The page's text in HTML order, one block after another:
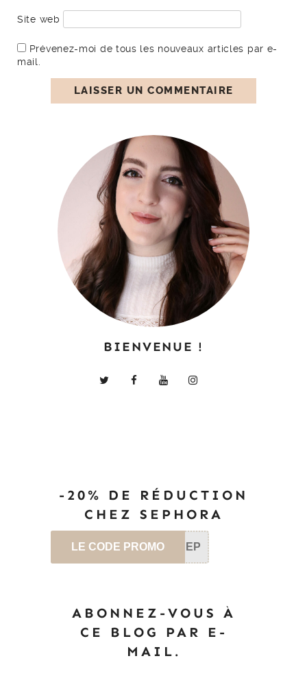
Site web
Prévenez-moi de tous les nouveaux articles par e-
mail.
BIENVENUE !
-20% DE RÉDUCTION
CHEZ SEPHORA
LE CODE PROMO SEP
ABONNEZ-VOUS À
CE BLOG PAR E-
MAIL.